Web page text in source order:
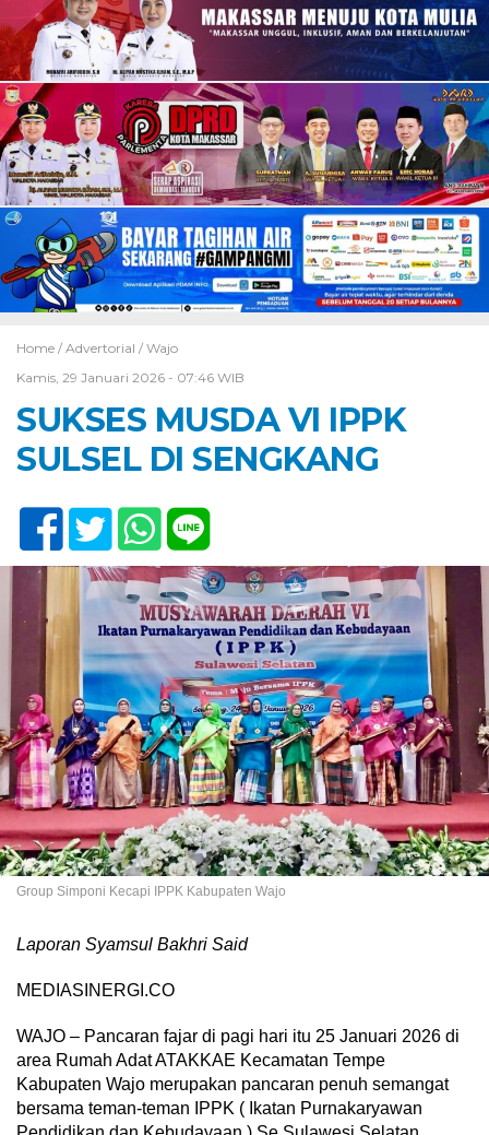
Home / Advertorial / Wajo
Kamis, 29 Januari 2026 - 07:46 WIB
SUKSES MUSDA VI IPPK
SULSEL DI SENGKANG
Group Simponi Kecapi IPPK Kabupaten Wajo
Laporan Syamsul Bakhri Said
MEDIASINERGI.CO
WAJO – Pancaran fajar di pagi hari itu 25 Januari 2026 di
area Rumah Adat ATAKKAE Kecamatan Tempe
Kabupaten Wajo merupakan pancaran penuh semangat
bersama teman-teman IPPK ( Ikatan Purnakaryawan